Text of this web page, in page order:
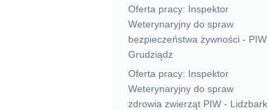
Oferta pracy: Inspektor
Weterynaryjny do spraw
bezpieczeństwa żywności - PIW
Grudziądz
Oferta pracy: Inspektor
Weterynaryjny do spraw
zdrowia zwierząt PIW - Lidzbark